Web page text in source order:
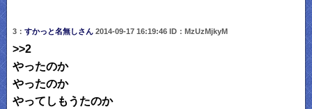
3： すかっと名無しさん 2014-09-17 16:19:46 ID：MzUzMjkyM
>>2
やったのか
やったのか
やってしもうたのか